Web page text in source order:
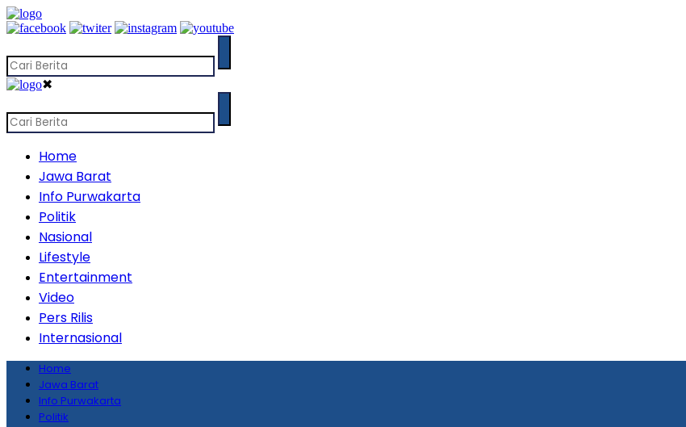
✖
Home
Jawa Barat
Info Purwakarta
Politik
Nasional
Lifestyle
Entertainment
Video
Pers Rilis
Internasional
Home
Jawa Barat
Info Purwakarta
Politik